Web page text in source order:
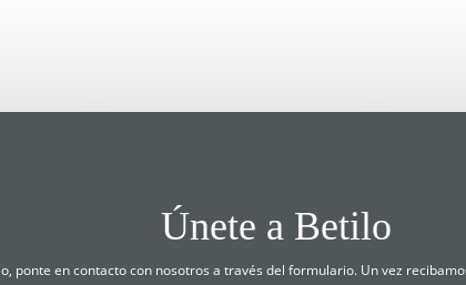
Únete a Betilo
ponte en contacto con nosotros a través del formulario. Un vez